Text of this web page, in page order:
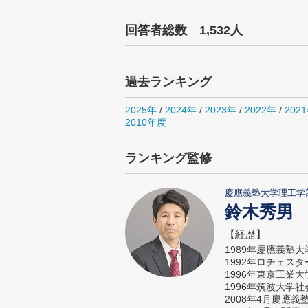
回答者総数 1,532人
過去ランキング
2025年 / 2024年 / 2023年 / 2022年 /
2010年度
ランキング監修
慶應義塾大学理工
鈴木秀男
【経歴】
1989年慶應義塾
1992年ロチェス
1996年東京工業
1996年筑波大学
2008年4月慶應義